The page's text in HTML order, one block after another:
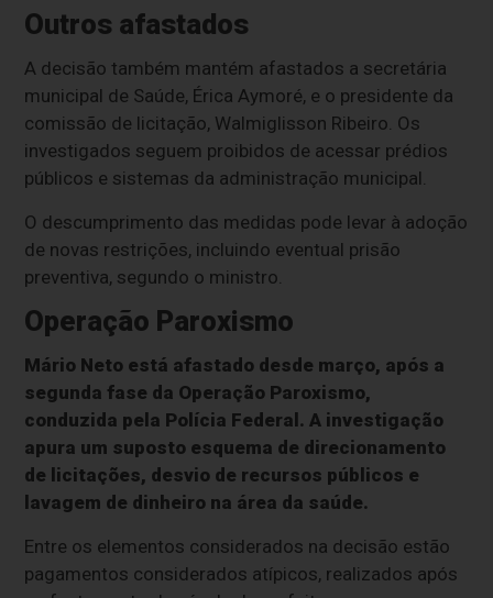
Outros afastados
A decisão também mantém afastados a secretária
municipal de Saúde, Érica Aymoré, e o presidente da
comissão de licitação, Walmiglisson Ribeiro. Os
investigados seguem proibidos de acessar prédios
públicos e sistemas da administração municipal.
O descumprimento das medidas pode levar à adoção
de novas restrições, incluindo eventual prisão
preventiva, segundo o ministro.
Operação Paroxismo
Mário Neto está afastado desde março, após a
segunda fase da Operação Paroxismo,
conduzida pela Polícia Federal. A investigação
apura um suposto esquema de direcionamento
de licitações, desvio de recursos públicos e
lavagem de dinheiro na área da saúde.
Entre os elementos considerados na decisão estão
pagamentos considerados atípicos, realizados após